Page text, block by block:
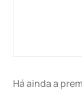
Há ainda a